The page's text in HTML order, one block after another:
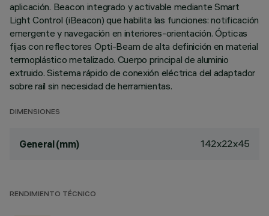
aplicación. Beacon integrado y activable mediante Smart
Light Control (iBeacon) que habilita las funciones: notificación
emergente y navegación en interiores-orientación. Ópticas
fijas con reflectores Opti-Beam de alta definición en material
termoplástico metalizado. Cuerpo principal de aluminio
extruido. Sistema rápido de conexión eléctrica del adaptador
sobre raíl sin necesidad de herramientas.
DIMENSIONES
General (mm) 142x22x45
RENDIMIENTO TÉCNICO